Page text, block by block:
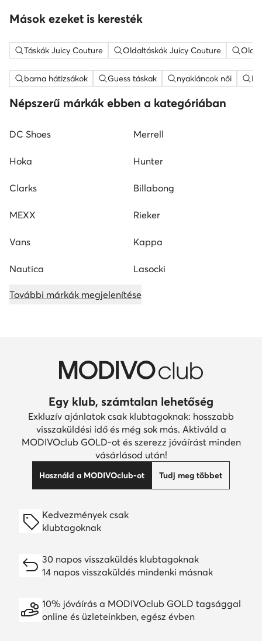
Mások ezeket is keresték
Táskák Juicy Couture Oldaltáskák Juicy Couture
barna hátizsákok Guess táskak nyakláncok női
Népszerű márkák ebben a kategóriában
DC Shoes Merrell
Hoka Hunter
Clarks Billabong
MEXX Rieker
Vans Kappa
Nautica Lasocki
További márkák megjelenítése
Egy klub, számtalan lehetőség
Exkluzív ajánlatok csak klubtagoknak: hosszabb
visszaküldési idő és még sok más. Aktiváld a
MODIVOclub GOLD-ot és szerezz jóváírást minden
vásárlásod után!
Használd a MODIVOclub-ot Tudj meg többet
Kedvezmények csak
klubtagoknak
30 napos visszaküldés klubtagoknak
14 napos visszaküldés mindenki másnak
10% jóváírás a MODIVOclub GOLD tagsággal
online és üzleteinkben, egész évben